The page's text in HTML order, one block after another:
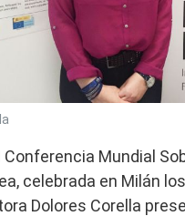
Conferencia Mundial
celebrada en Milán
Dolores Corella